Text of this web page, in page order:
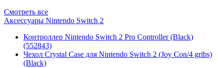
Смотреть все
Аксессуары Nintendo Switch 2
Контроллер Nintendo Switch 2 Pro Controller (Black)
(552843)
Чехол Сrystal Сase для Nintendo Switch 2 (Joy Con/4 gribs)
(Black)